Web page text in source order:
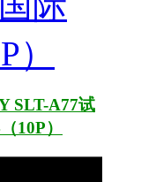
SLT-A77试
10P）